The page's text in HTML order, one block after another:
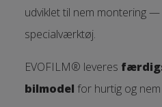
udviklet til nem montering
specialværktøj.
EVOFILM® leveres
bilmodel for hurtig og